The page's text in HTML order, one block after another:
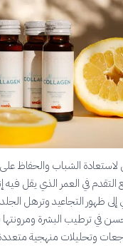
لاستعادة الشباب والحفاظ
في العمر الذي يقل فيه
إلى ظهور التجاعيد وترهل
في ترطيب البشرة
وتحليلات منهجية